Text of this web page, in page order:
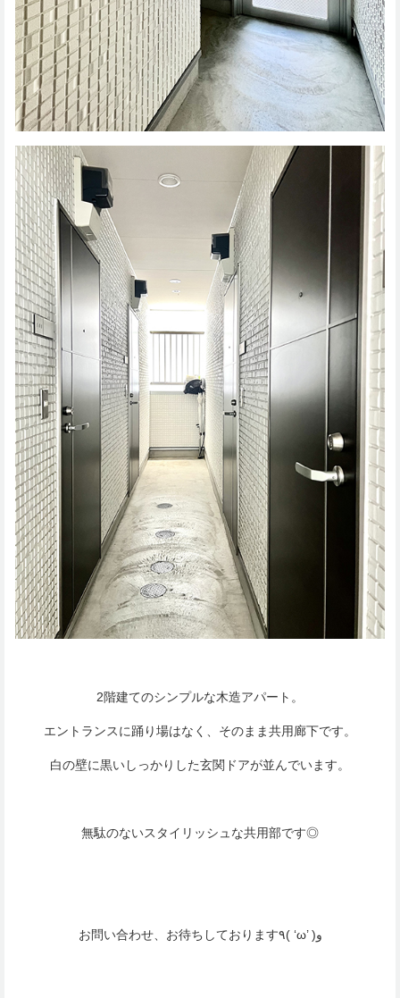
2階建てのシンプルな木造アパート。
エントランスに踊り場はなく、そのまま共用廊下です。
白の壁に黒いしっかりした玄関ドアが並んでいます。
無駄のないスタイリッシュな共用部です◎
お問い合わせ、お待ちしております٩( ‘ω’ )و